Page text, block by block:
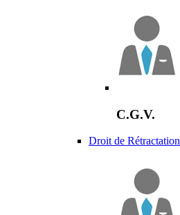
C.G.V.
Droit de Rétractation